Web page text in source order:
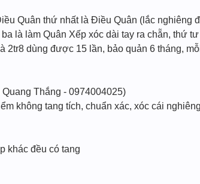
Quân thứ nhất là Điều Quân (lắc nghiêng
là làm Quân Xếp xóc dài tay ra chẵn, thứ
dùng được 15 lần, bảo quản 6 tháng,
Thắng - 0974004025)
không tang tích, chuẩn xác, xóc cái
khác đều có tang